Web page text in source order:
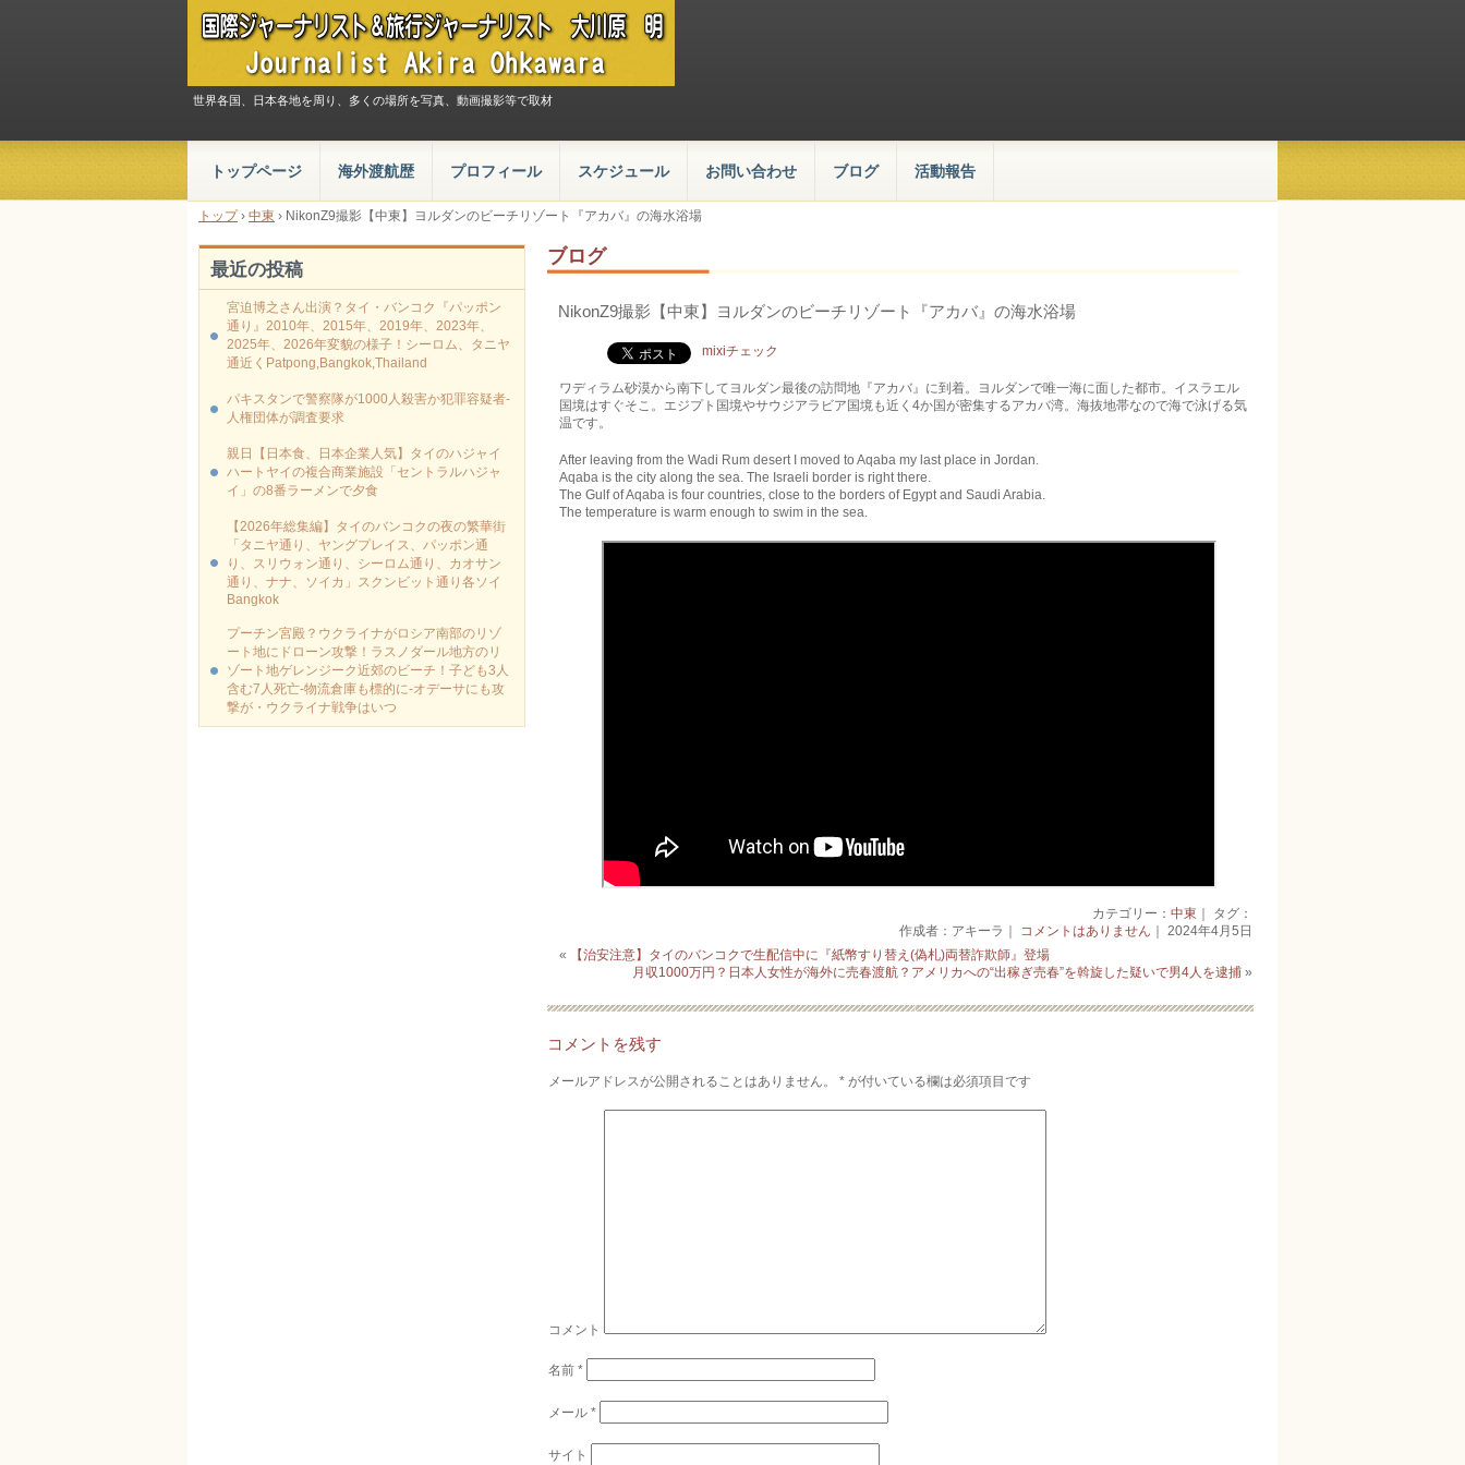
世界各国、日本各地を周り、多くの場所を写真、動画撮影等で取材
トップページ 海外渡航歴 プロフィール スケジュール お問い合わせ ブログ 活動報告
トップ› 中東 › NikonZ9撮影【中東】ヨルダンのビーチリゾート『アカバ』の海水浴場
ブログ
NikonZ9撮影【中東】ヨルダンのビーチリゾート『アカバ』の海水浴場
mixiチェック
ワディラム砂漠から南下してヨルダン最後の訪問地『アカバ』に到着。ヨルダンで唯一海に面した都市。イスラエル
国境はすぐそこ。エジプト国境やサウジアラビア国境も近く4か国が密集するアカバ湾。海抜地帯なので海で泳げる気
温です。
After leaving from the Wadi Rum desert I moved to Aqaba my last place in Jordan.
Aqaba is the city along the sea. The Israeli border is right there.
The Gulf of Aqaba is four countries, close to the borders of Egypt and Saudi Arabia.
The temperature is warm enough to swim in the sea.
カテゴリー： 中東 ｜ タグ：
作成者：アキーラ｜ コメントはありません ｜ 2024年4月5日
«
【治安注意】タイのバンコクで生配信中に『紙幣すり替え(偽札)両替詐欺師』登場
月収1000万円？日本人女性が海外に売春渡航？アメリカへの“出稼ぎ売春”を斡旋した疑いで男4人を逮捕»
コメントを残す
メールアドレスが公開されることはありません。 * が付いている欄は必須項目です
コメント
名前*
メール*
サイト
最近の投稿
宮迫博之さん出演？タイ・バンコク『パッポン
通り』2010年、2015年、2019年、2023年、
2025年、2026年変貌の様子！シーロム、タニヤ
通近くPatpong,Bangkok,Thailand
パキスタンで警察隊が1000人殺害か犯罪容疑者-
人権団体が調査要求
親日【日本食、日本企業人気】タイのハジャイ
ハートヤイの複合商業施設「セントラルハジャ
イ」の8番ラーメンで夕食
【2026年総集編】タイのバンコクの夜の繁華街
「タニヤ通り、ヤングプレイス、パッポン通
り、スリウォン通り、シーロム通り、カオサン
通り、ナナ、ソイカ」スクンビット通り各ソイ
Bangkok
プーチン宮殿？ウクライナがロシア南部のリゾ
ート地にドローン攻撃！ラスノダール地方のリ
ゾート地ゲレンジーク近郊のビーチ！子ども3人
含む7人死亡-物流倉庫も標的に‐オデーサにも攻
撃が・ウクライナ戦争はいつ